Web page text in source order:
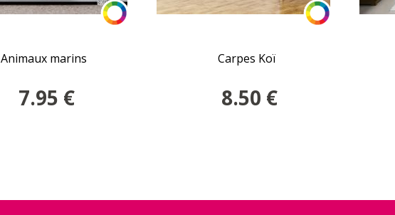
Animaux marins
7.95 €
Carpes Koï
8.50 €